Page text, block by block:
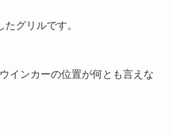
グリルです。
インカーの位置が何とも言えな